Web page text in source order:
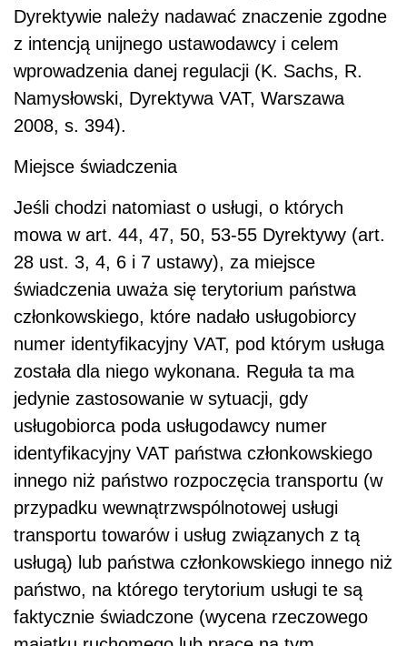
Dyrektywie należy nadawać znaczenie zgodne
z intencją unijnego ustawodawcy i celem
wprowadzenia danej regulacji (K. Sachs, R.
Namysłowski, Dyrektywa VAT, Warszawa
2008, s. 394).
Miejsce świadczenia
Jeśli chodzi natomiast o usługi, o których
mowa w art. 44, 47, 50, 53-55 Dyrektywy (art.
28 ust. 3, 4, 6 i 7 ustawy), za miejsce
świadczenia uważa się terytorium państwa
członkowskiego, które nadało usługobiorcy
numer identyfikacyjny VAT, pod którym usługa
została dla niego wykonana. Reguła ta ma
jedynie zastosowanie w sytuacji, gdy
usługobiorca poda usługodawcy numer
identyfikacyjny VAT państwa członkowskiego
innego niż państwo rozpoczęcia transportu (w
przypadku wewnątrzwspólnotowej usługi
transportu towarów i usług związanych z tą
usługą) lub państwa członkowskiego innego niż
państwo, na którego terytorium usługi te są
faktycznie świadczone (wycena rzeczowego